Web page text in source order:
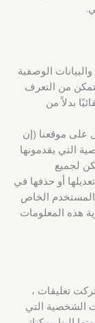
الوصفية
من التعرف
بدلاً من
على موقعنا (إن
التي يقدمونها
لجميع
أو حذفها في
المستخدم الخاص
هذه المعلومات
تعليقات ،
الشخصية التي